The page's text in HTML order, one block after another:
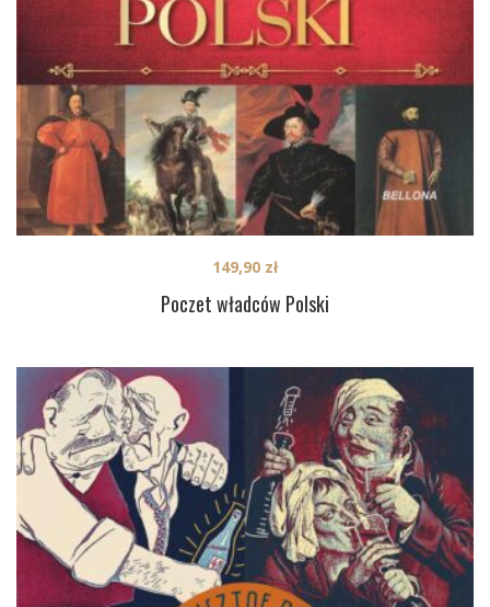
Poczet władców Polski
149,90 zł